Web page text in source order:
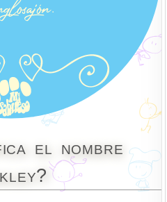
el nombre